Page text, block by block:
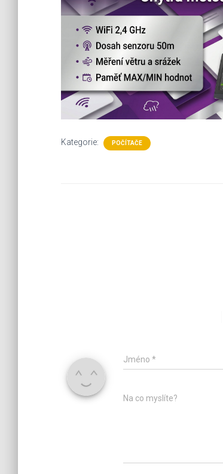
Kategorie: POČÍTAČE
Jméno *
Na co myslíte?